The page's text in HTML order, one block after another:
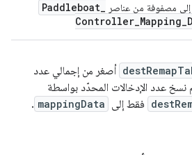
مصفوفة من عناصر Paddleboat_
Controller_Mapping_
أصغر من إجمالي عدد
نسخ عدد الإدخالات المحدّد بواسطة
فقط إلى mappingData
.